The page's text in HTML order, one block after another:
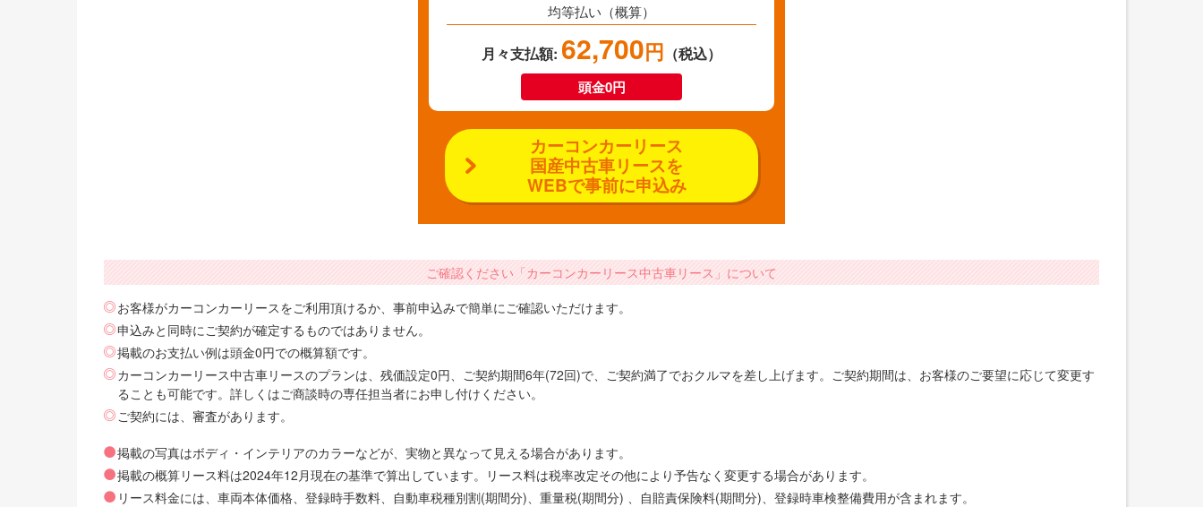
均等払い（概算）
月々支払額: 62,700円 （税込）
頭金0円
カーコンカーリース
国産中古車リースを
WEBで事前に申込み
ご確認ください「カーコンカーリース中古車リース」について
お客様がカーコンカーリースをご利用頂けるか、事前申込みで簡単にご確認いただけます。
申込みと同時にご契約が確定するものではありません。
掲載のお支払い例は頭金0円での概算額です。
カーコンカーリース中古車リースのプランは、残価設定0円、ご契約期間6年(72回)で、ご契約満了でおクルマを差し上げます。ご契約期間は、お客様のご要望に応じて変更す
ることも可能です。詳しくはご商談時の専任担当者にお申し付けください。
ご契約には、審査があります。
掲載の写真はボディ・インテリアのカラーなどが、実物と異なって見える場合があります。
掲載の概算リース料は2024年12月現在の基準で算出しています。リース料は税率改定その他により予告なく変更する場合があります。
リース料金には、車両本体価格、登録時手数料、自動車税種別割(期間分)、重量税(期間分) 、自賠責保険料(期間分)、登録時車検整備費用が含まれます。